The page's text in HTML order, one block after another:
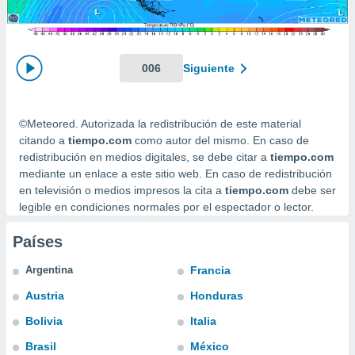
permite
seguir
botón
a la
la
todas
ya sean
nos
y análisis
así como
perfil
y
CONFIGURACIÓN
006 Siguiente
©Meteored. Autorizada la redistribución de este material
citando a tiempo.com como autor del mismo. En caso de
redistribución en medios digitales, se debe citar a tiempo.com
mediante un enlace a este sitio web. En caso de redistribución
en televisión o medios impresos la cita a tiempo.com debe ser
legible en condiciones normales por el espectador o lector.
Países
Argentina
Austria
Bolivia
Brasil
Francia
Honduras
Italia
México